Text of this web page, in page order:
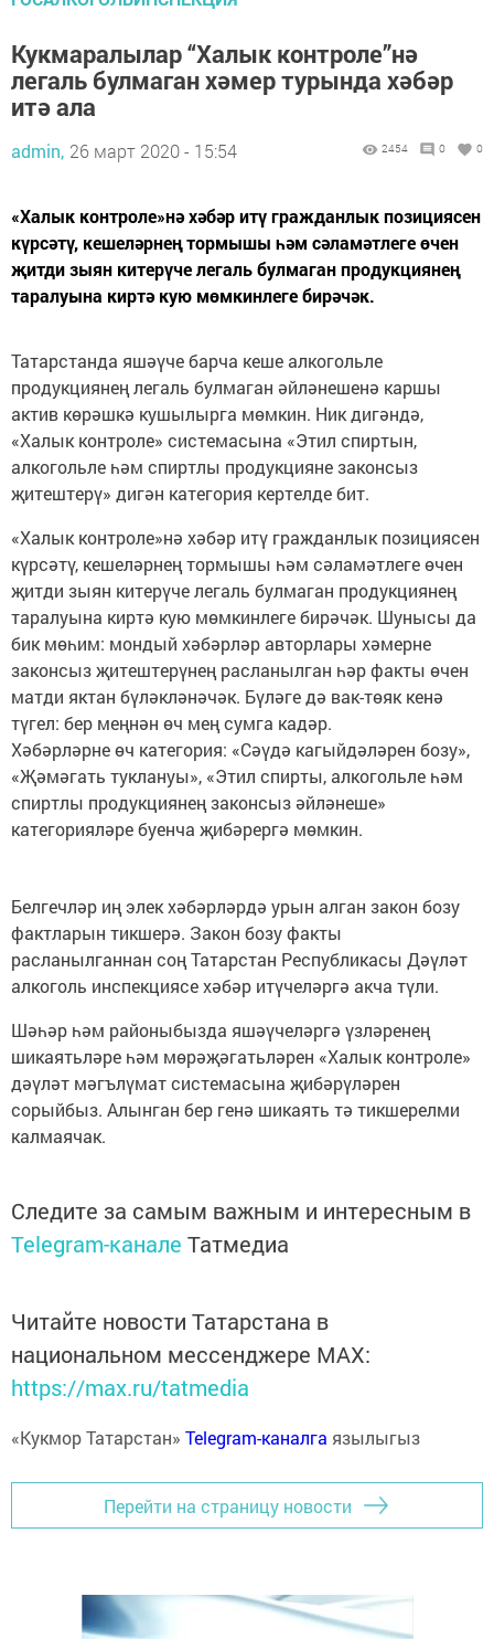
Кукмаралылар “Халык контроле”нә
легаль булмаган хәмер турында хәбәр
итә ала
admin, 26 март 2020 - 15:54 2454 0 0
«Халык контроле»нә хәбәр итү гражданлык позициясен
күрсәтү, кешеләрнең тормышы һәм сәламәтлеге өчен
җитди зыян китерүче легаль булмаган продукциянең
таралуына киртә кую мөмкинлеге бирәчәк.
Татарстанда яшәүче барча кеше алкогольле
продукциянең легаль булмаган әйләнешенә каршы
актив көрәшкә кушылырга мөмкин. Ник дигәндә,
«Халык контроле» системасына «Этил спиртын,
алкогольле һәм спиртлы продукцияне законсыз
җитештерү» дигән категория кертелде бит.
«Халык контроле»нә хәбәр итү гражданлык позициясен
күрсәтү, кешеләрнең тормышы һәм сәламәтлеге өчен
җитди зыян китерүче легаль булмаган продукциянең
таралуына киртә кую мөмкинлеге бирәчәк. Шунысы да
бик мөһим: мондый хәбәрләр авторлары хәмерне
законсыз җитештерүнең расланылган һәр факты өчен
матди яктан бүләкләнәчәк. Бүләге дә вак-төяк кенә
түгел: бер меңнән өч мең сумга кадәр.
Хәбәрләрне өч категория: «Сәүдә кагыйдәләрен бозу»,
«Җәмәгать туклануы», «Этил спирты, алкогольле һәм
спиртлы продукциянең законсыз әйләнеше»
категорияләре буенча җибәрергә мөмкин.
Белгечләр иң элек хәбәрләрдә урын алган закон бозу
фактларын тикшерә. Закон бозу факты
расланылганнан соң Татарстан Республикасы Дәүләт
алкоголь инспекциясе хәбәр итүчеләргә акча түли.
Шәһәр һәм районыбызда яшәүчеләргә үзләренең
шикаятьләре һәм мөрәҗәгатьләрен «Халык контроле»
дәүләт мәгълүмат системасына җибәрүләрен
сорыйбыз. Алынган бер генә шикаять тә тикшерелми
калмаячак.
Следите за самым важным и интересным в
Telegram-канале Татмедиа
Читайте новости Татарстана в
национальном мессенджере MАХ:
https://max.ru/tatmedia
«Кукмор Татарстан» Telegram-каналга язылыгыз
Перейти на страницу новости